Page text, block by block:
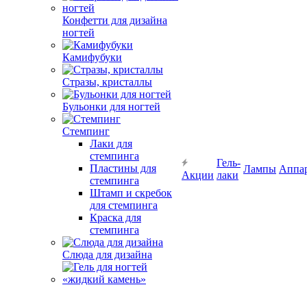
Конфетти для дизайна
ногтей
Камифубуки
Стразы, кристаллы
Бульонки для ногтей
Стемпинг
Лаки для
стемпинга
Пластины для
стемпинга
Штамп и скребок
для стемпинга
Краска для
стемпинга
Слюда для дизайна
Акции
Гель-
лаки
Лампы